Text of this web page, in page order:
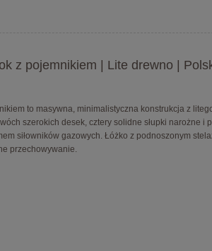
z pojemnikiem | Lite drewno |
to masywna, minimalistyczna konstrukcja z
szerokich desek, cztery solidne słupki narożne i
siłowników gazowych. Łóżko z podnoszonym
przechowywanie.